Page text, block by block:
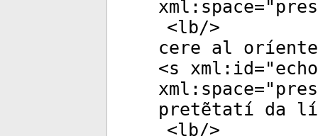
xml:space="
<lb/>
cere al
<s xml:id="
xml:space="
pretẽtatí da lí
<lb/>